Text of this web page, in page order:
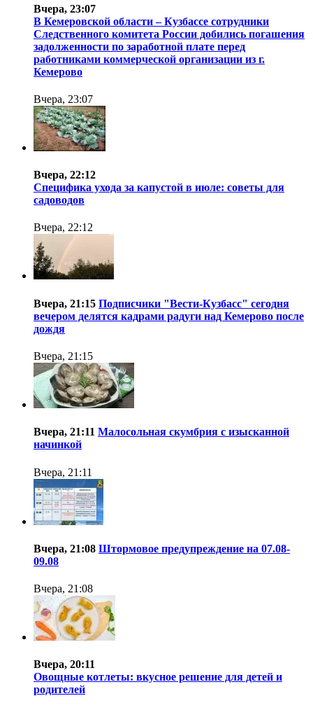
Вчера, 23:07
В Кемеровской области – Кузбассе сотрудники
Следственного комитета России добились погашения
задолженности по заработной плате перед
работниками коммерческой организации из г.
Кемерово
Вчера, 23:07
Вчера, 22:12
Специфика ухода за капустой в июле: советы для
садоводов
Вчера, 22:12
Вчера, 21:15 Подписчики "Вести-Кузбасс" сегодня
вечером делятся кадрами радуги над Кемерово после
дождя
Вчера, 21:15
Вчера, 21:11 Малосольная скумбрия с изысканной
начинкой
Вчера, 21:11
Вчера, 21:08 Штормовое предупреждение на 07.08-
09.08
Вчера, 21:08
Вчера, 20:11
Овощные котлеты: вкусное решение для детей и
родителей